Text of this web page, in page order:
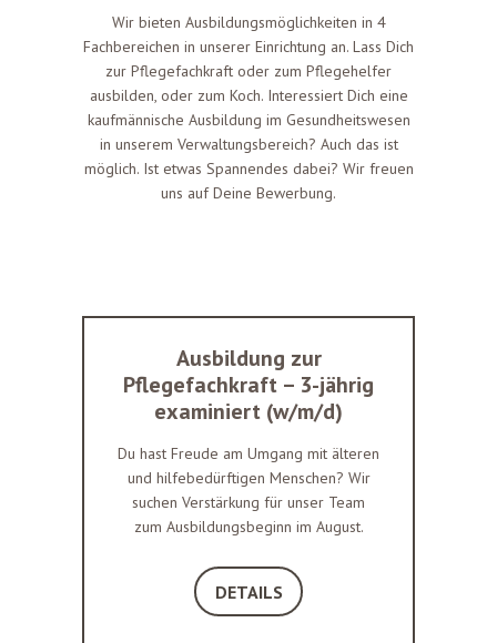
Wir bieten Ausbildungsmöglichkeiten in 4
Fachbereichen in unserer Einrichtung an. Lass Dich
zur Pflegefachkraft oder zum Pflegehelfer
ausbilden, oder zum Koch. Interessiert Dich eine
kaufmännische Ausbildung im Gesundheitswesen
in unserem Verwaltungsbereich? Auch das ist
möglich. Ist etwas Spannendes dabei? Wir freuen
uns auf Deine Bewerbung.
Ausbildung zur
Pflegefachkraft – 3-jährig
examiniert (w/m/d)
Du hast Freude am Umgang mit älteren
und hilfebedürftigen Menschen? Wir
suchen Verstärkung für unser Team
zum Ausbildungsbeginn im August.
DETAILS